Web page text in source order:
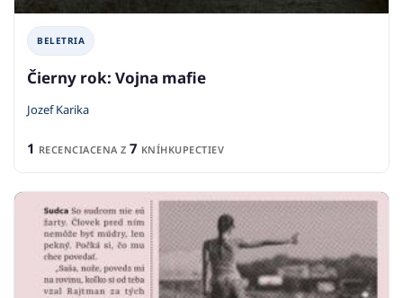
BELETRIA
Čierny rok: Vojna mafie
Jozef Karika
1 RECENCIACENA Z 7 KNÍHKUPECTIEV